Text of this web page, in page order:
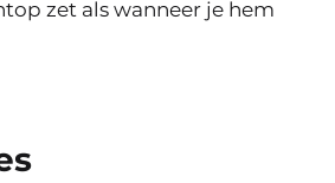
zet als wanneer je hem